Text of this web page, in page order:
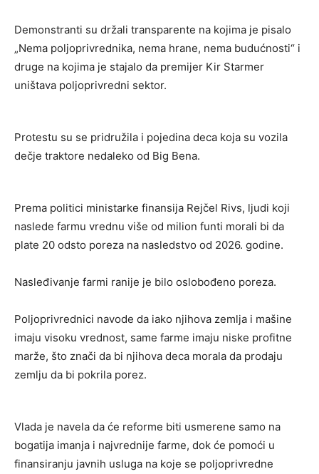
Demonstranti su držali transparente na kojima je pisalo
„Nema poljoprivrednika, nema hrane, nema budućnosti“ i
druge na kojima je stajalo da premijer Kir Starmer
uništava poljoprivredni sektor.
Protestu su se pridružila i pojedina deca koja su vozila
dečje traktore nedaleko od Big Bena.
Prema politici ministarke finansija Rejčel Rivs, ljudi koji
naslede farmu vrednu više od milion funti morali bi da
plate 20 odsto poreza na nasledstvo od 2026. godine.
Nasleđivanje farmi ranije je bilo oslobođeno poreza.
Poljoprivrednici navode da iako njihova zemlja i mašine
imaju visoku vrednost, same farme imaju niske profitne
marže, što znači da bi njihova deca morala da prodaju
zemlju da bi pokrila porez.
Vlada je navela da će reforme biti usmerene samo na
bogatija imanja i najvrednije farme, dok će pomoći u
finansiranju javnih usluga na koje se poljoprivredne